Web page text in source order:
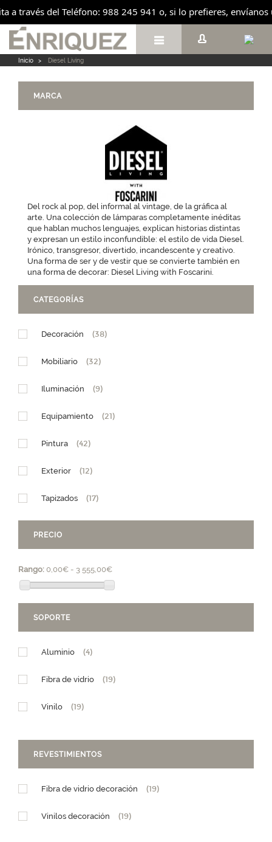
a través del Teléfono: 988 245 941 o, si lo prefieres,

Inicio > Diesel Living
MARCA
Del rock al pop, del informal al vintage, de la gráfica al
arte. Una colección de lámparas completamente inéditas
que hablan muchos lenguajes, explican historias distintas
y expresan un estilo inconfundible: el estilo de vida Diesel.
Irónico, transgresor, divertido, incandescente y creativo.
Una forma de ser y de vestir que se convierte también en
una forma de decorar: Diesel Living with Foscarini.
CATEGORÍAS
Decoración (38)
Mobiliario (32)
Iluminación (9)
Equipamiento (21)
Pintura (42)
Exterior (12)
Tapizados (17)
PRECIO
Rango: 0,00€ - 3 555,00€
SOPORTE
Aluminio (4)
Fibra de vidrio (19)
Vinilo (19)
REVESTIMIENTOS
Fibra de vidrio decoración (19)
Vinilos decoración (19)